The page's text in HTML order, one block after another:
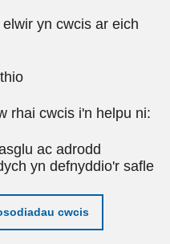
yn cwcis ar eich
rhai cwcis i'n helpu ni:
ac adrodd
yn defnyddio'r safle
cwcis